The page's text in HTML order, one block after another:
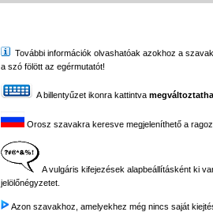
További információk olvashatóak azokhoz a
a szó fölött az egérmutatót!
A billentyűzet ikonra kattintva
Orosz szavakra keresve megjeleníthető a
A vulgáris kifejezések alapbeállításként ki
jelölőnégyzetet.
Azon szavakhoz, amelyekhez még nincs saját